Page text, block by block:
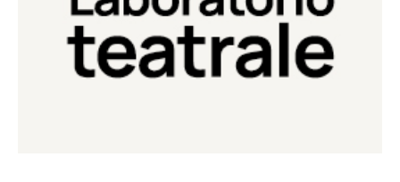
Laboratorio Teatrale
Laboratorio di teatro del Teatro Eduardo de Filippo